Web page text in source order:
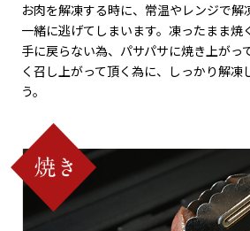
お肉を解凍する時に、常温やレンジで
一緒に逃げてしまいます。凍ったまま焼
手に戻らない為、パサパサに焼き上がっ
く召し上がって頂く為に、しっかり解凍
う。